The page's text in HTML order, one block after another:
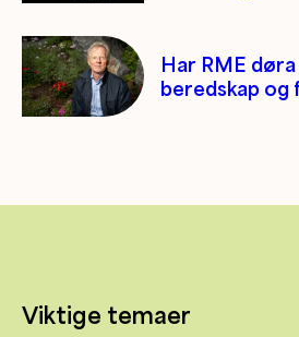
Har RME
beredskap og
Viktige temaer